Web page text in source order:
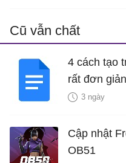
Cũ vẫn chất
4 cách tạo
rất đơn giản
3 ngày
Cập nhật
OB51